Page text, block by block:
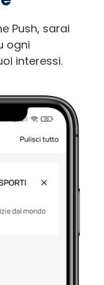
Push, sarai
ogni
interessi.